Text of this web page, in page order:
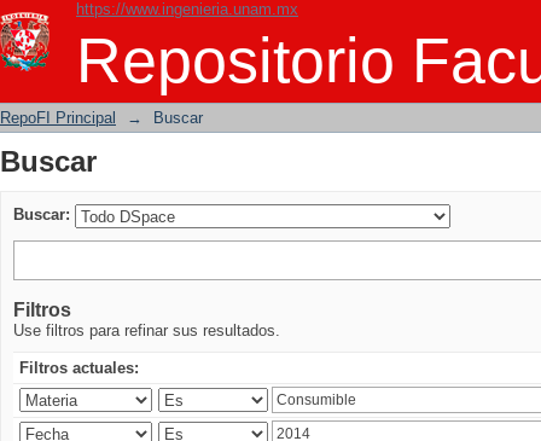
https://www.ingenieria.unam.mx
Repositorio
Buscar
RepoFI Principal → Buscar
Buscar
Buscar:
Filtros
Use filtros para refinar sus resultados.
Filtros actuales: